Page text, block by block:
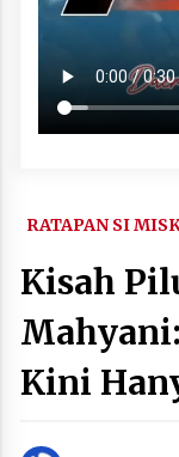
RATAPAN SI
Kisah
Kini